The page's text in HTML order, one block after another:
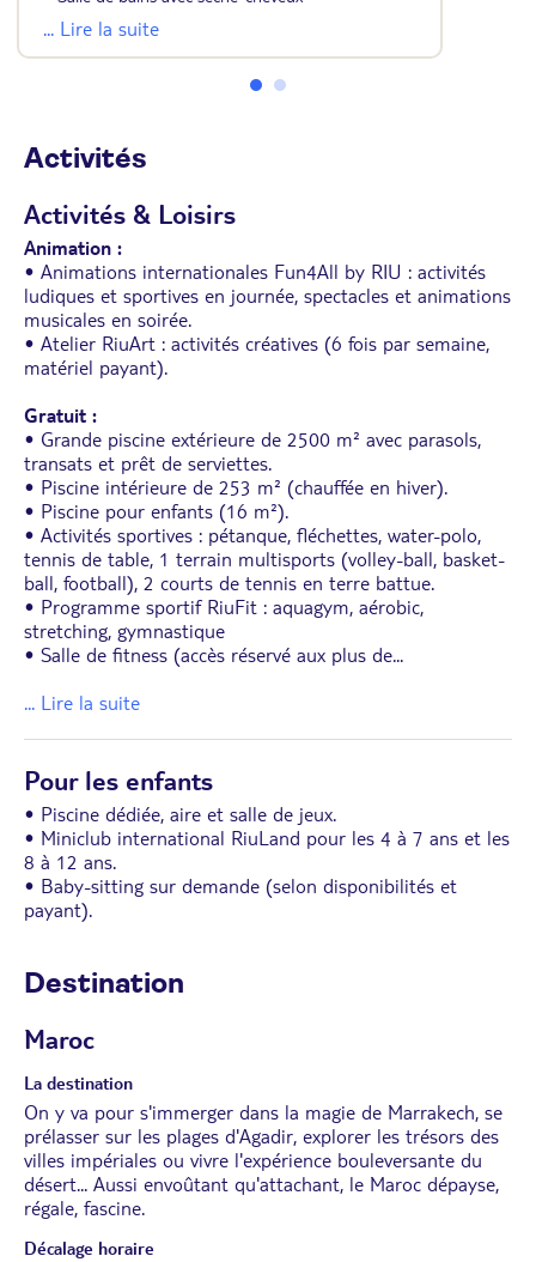
• Balcon ou terrasse
• Toutes les chambres avec 2 lits simples et un coin
salon avec canapé-lit 1 personne
... Lire la suite
Activités
Activités & Loisirs
Animation :
• Animations internationales Fun4All by RIU : activités
ludiques et sportives en journée, spectacles et animations
musicales en soirée.
• Atelier RiuArt : activités créatives (6 fois par semaine,
matériel payant).
Gratuit :
• Grande piscine extérieure de 2500 m² avec parasols,
transats et prêt de serviettes.
• Piscine intérieure de 253 m² (chauffée en hiver).
• Piscine pour enfants (16 m²).
• Activités sportives : pétanque, fléchettes, water-polo,
tennis de table, 1 terrain multisports (volley-ball, basket-
ball, football), 2 courts de tennis en terre battue.
• Programme sportif RiuFit : aquagym, aérobic,
stretching, gymnastique
• Salle de fitness (accès réservé aux plus de...
... Lire la suite
Pour les enfants
• Piscine dédiée, aire et salle de jeux.
• Miniclub international RiuLand pour les 4 à 7 ans et les
8 à 12 ans.
• Baby-sitting sur demande (selon disponibilités et
payant).
Destination
Maroc
La destination
On y va pour s'immerger dans la magie de Marrakech, se
prélasser sur les plages d'Agadir, explorer les trésors des
villes impériales ou vivre l'expérience bouleversante du
désert... Aussi envoûtant qu'attachant, le Maroc dépayse,
régale, fascine.
Décalage horaire